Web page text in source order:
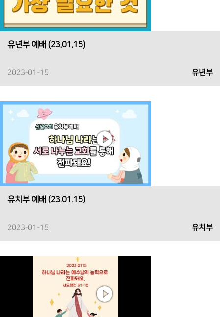
유년부 예배 (23.01.15)
2023-01-15 유년부
유치부 예배 (23.01.15)
2023-01-15 유치부